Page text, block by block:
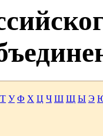
Т У Ф Х Ц Ч Ш Щ Ы Э